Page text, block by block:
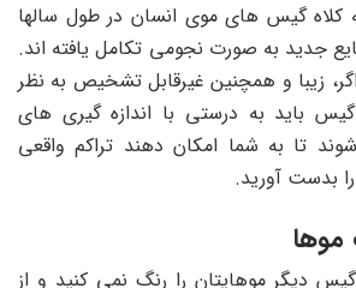
کلاه گیس های موی انسان در طول سالها
جدید به صورت نجومی تکامل یافته اند.
زیبا و همچنین غیرقابل تشخیص به نظر
باید به درستی با اندازه گیری های
تا به شما امکان دهند تراکم واقعی
بدست آورید.
دیگر موهایتان را رنگ نمی کنید و از